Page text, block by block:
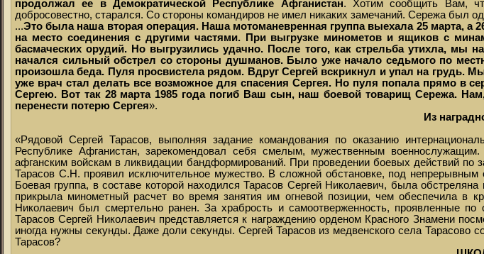
продолжал ее в Демократической Республике Афганистан. Хотим сообщить Вам,
добросовестно, старался. Со стороны командиров не имел никаких замечаний. Сережа был
...Это была наша вторая операция. Наша мотоманевренная группа выехала 25 марта,
на место соединения с другими частями. При выгрузке минометов и ящиков с
басмаческих орудий. Но выгрузились удачно. После того, как стрельба утихла,
начался сильный обстрел со стороны душманов. Было уже начало седьмого по
произошла беда. Пуля просвистела рядом. Вдруг Сергей вскрикнул и упал на грудь.
уже врач стал делать все возможное для спасения Сергея. Но пуля попала прямо в
Сергею. Вот так 28 марта 1985 года погиб Ваш сын, наш боевой товарищ Сережа.
перенести потерю Сергея».
Из
«Рядовой Сергей Тарасов, выполняя задание командования по оказанию
Республике Афганистан, зарекомендовал себя смелым, мужественным
афганским войскам в ликвидации бандформирований. При проведении боевых действий по
Тарасов С.Н. проявил исключительное мужество. В сложной обстановке, под непрерывным
Боевая группа, в составе которой находился Тарасов Сергей Николаевич, была
прикрыла минометный расчет во время занятия им огневой позиции, чем обеспечила в
Николаевич был смертельно ранен. За храбрость и самоотверженность, проявленные
Тарасов Сергей Николаевич представляется к награждению орденом Красного Знамени
иногда нужны секунды. Даже доли секунды. Сергей Тарасов из медвенского села
Тарасов?